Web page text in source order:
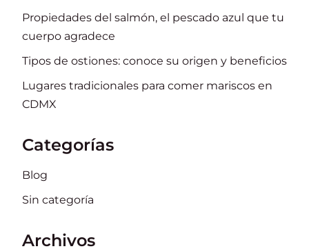
Propiedades del salmón, el pescado azul que tu
cuerpo agradece
Tipos de ostiones: conoce su origen y beneficios
Lugares tradicionales para comer mariscos en
CDMX
Categorías
Blog
Sin categoría
Archivos